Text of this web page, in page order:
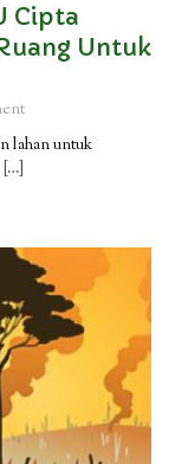
Cipta
Untuk
lahan untuk
[…]